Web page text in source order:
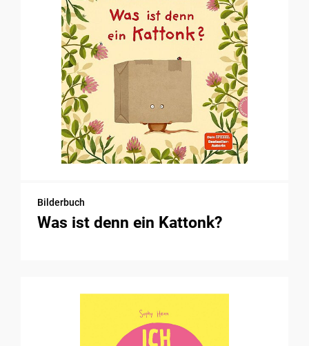
Bilderbuch
Was ist denn ein Kattonk?